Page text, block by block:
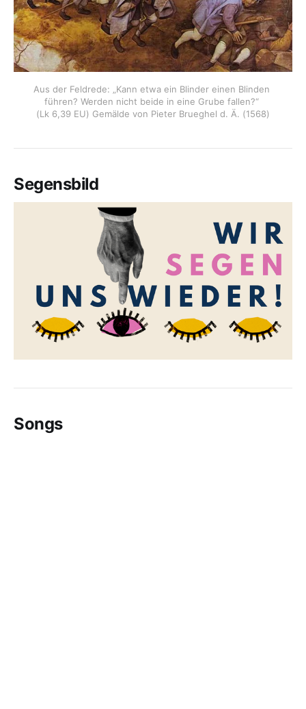
Aus der Feldrede: „Kann etwa ein Blinder einen Blinden
führen? Werden nicht beide in eine Grube fallen?“
(Lk 6,39 EU) Gemälde von Pieter Brueghel d. Ä. (1568)
Segensbild
Songs